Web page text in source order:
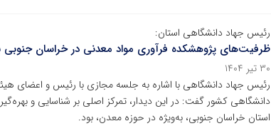
رئیس جهاد دانشگاهی استان:
ظرفیت‌های پژوهشکده فرآوری مواد معدنی در خراسان جنوبی
۳۰ تیر ۱۴۰۴
رئیس جهاد دانشگاهی با اشاره به جلسه مجازی با رئیس و اعضای
دانشگاهی کشور گفت: در این دیدار، تمرکز اصلی بر شناسایی و
استان خراسان جنوبی، به‌ویژه در حوزه معدن، بود.